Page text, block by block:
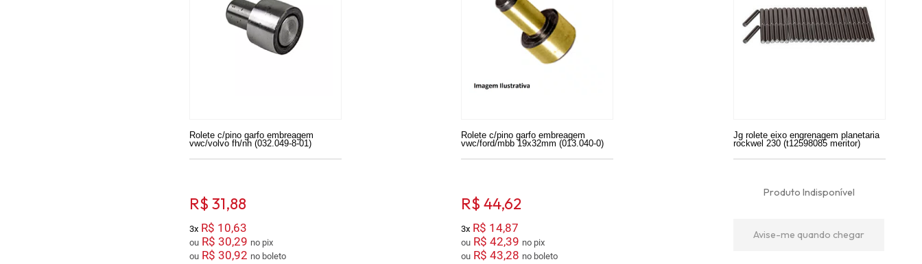
Rolete c/pino garfo embreagem
vwc/volvo fh/nh (032.049-8-01)
R$ 31,88
3x R$ 10,63
ou R$ 30,29
no pix
ou R$ 30,92 no boleto
Rolete c/pino garfo embreagem
vwc/ford/mbb 19x32mm (013.040-0)
R$ 44,62
3x R$ 14,87
ou R$ 42,39
no pix
ou R$ 43,28 no boleto
Jg rolete eixo engrenagem planetaria
rockwel 230 (t12598085 meritor)
Produto Indisponível
Avise-me quando chegar